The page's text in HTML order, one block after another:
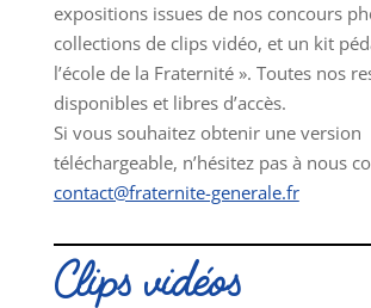
expositions issues de nos concours
collections de clips vidéo, et un kit
l’école de la Fraternité ». Toutes nos
disponibles et libres d’accès.
Si vous souhaitez obtenir une version
téléchargeable, n’hésitez pas à nous
contact@fraternite-generale.fr
Clips vidéos